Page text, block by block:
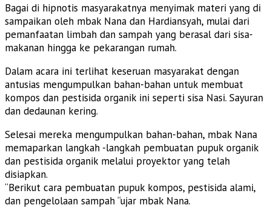
Bagai di hipnotis masyarakatnya menyimak materi yang di
sampaikan oleh mbak Nana dan Hardiansyah, mulai dari
pemanfaatan limbah dan sampah yang berasal dari sisa-
makanan hingga ke pekarangan rumah.
Dalam acara ini terlihat keseruan masyarakat dengan
antusias mengumpulkan bahan-bahan untuk membuat
kompos dan pestisida organik ini seperti sisa Nasi. Sayuran
dan dedaunan kering.
Selesai mereka mengumpulkan bahan-bahan, mbak Nana
memaparkan langkah -langkah pembuatan pupuk organik
dan pestisida organik melalui proyektor yang telah
disiapkan.
“Berikut cara pembuatan pupuk kompos, pestisida alami,
dan pengelolaan sampah “ujar mbak Nana.